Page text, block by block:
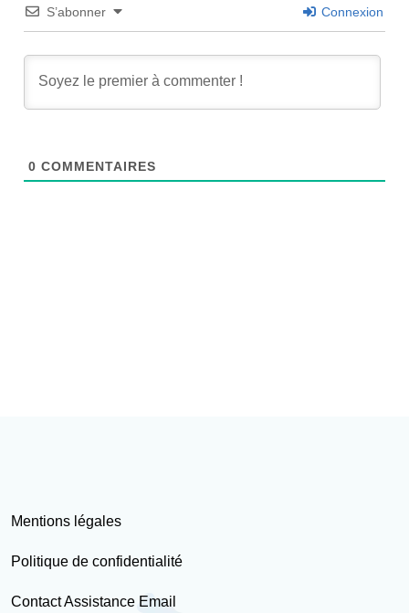
S’abonner Connexion
0 COMMENTAIRES
Mentions légales
Politique de confidentialité
Contact Assistance Email